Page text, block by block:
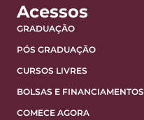
Acessos
GRADUAÇÃO
PÓS GRADUAÇÃO
CURSOS LIVRES
BOLSAS E FINANCIAMENTOS
COMECE AGORA